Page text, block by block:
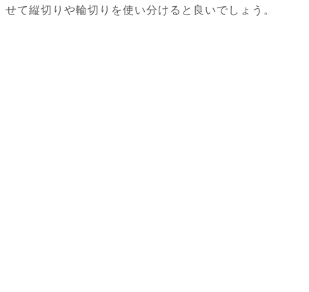
せて縦切りや輪切りを使い分けると良いでしょう。